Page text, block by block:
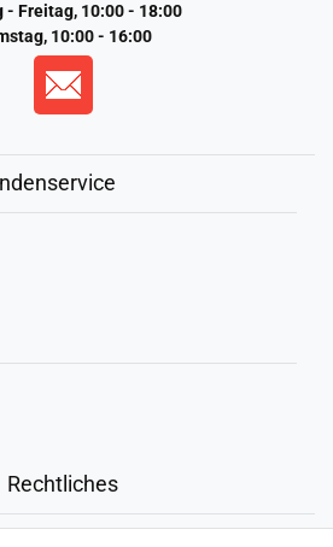
- Freitag, 10:00 - 18:00
10:00 - 16:00
Rechtliches